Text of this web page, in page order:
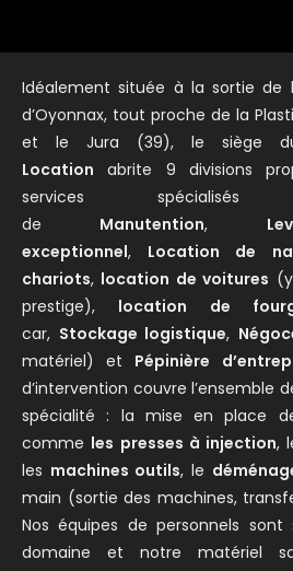
Idéalement située à la sortie de
d’Oyonnax, tout proche de la
et le Jura (39), le siège
Location abrite 9 divisions
services
de Manutention,
exceptionnel, Location de
chariots, location de voitures
prestige), location de
car, Stockage logistique,
matériel) et Pépinière
d’intervention couvre l’ensemble
spécialité : la mise en place
comme les presses à injection,
les machines outils, le
main (sortie des machines,
Nos équipes de personnels sont
domaine et notre matériel